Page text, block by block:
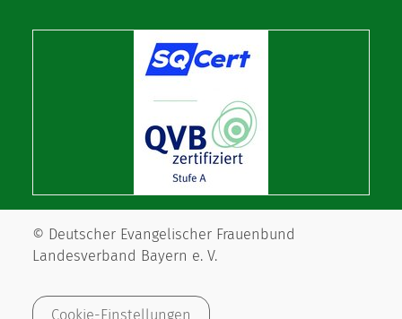
© Deutscher Evangelischer Frauenbund
Landesverband Bayern e. V.
Cookie-Einstellungen